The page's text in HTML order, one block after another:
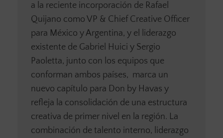
a la reciente incorporación de Rafael
Quijano como VP & Chief Creative Officer
para México y Argentina, y el liderazgo
existente de Gabriel Huici y Sergio
Paoletta, junto con los equipos que
conforman ambos países, marca un
nuevo capítulo para Don by Havas y
refleja la consolidación de una estructura
creativa de primer nivel en la región. La
combinación de talento interno, liderazgo